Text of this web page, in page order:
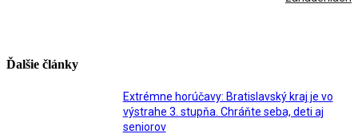
Ďalšie články
Extrémne horúčavy: Bratislavský kraj je vo
výstrahe 3. stupňa. Chráňte seba, deti aj
seniorov